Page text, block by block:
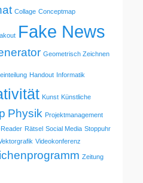
Collage Conceptmap
Fake News
Geometrisch Zeichnen
Handout Informatik
Kunst Künstliche
Physik Projektmanagement
Rätsel Social Media Stoppuhr
Videokonferenz
Zeitung